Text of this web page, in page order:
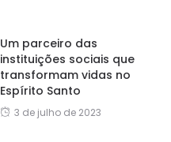
Um parceiro das
instituições sociais que
transformam vidas no
Espírito Santo
3 de julho de 2023